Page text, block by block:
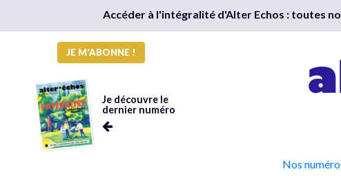
Accéder à l'intégralité d'Alter Echos : toutes
JE M'ABONNE !
Je découvre le
dernier numéro
Nos